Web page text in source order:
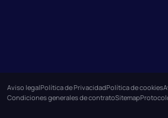
Aviso legalPolítica de PrivacidadPolítica de cookies
Condiciones generales de contratoSitemap